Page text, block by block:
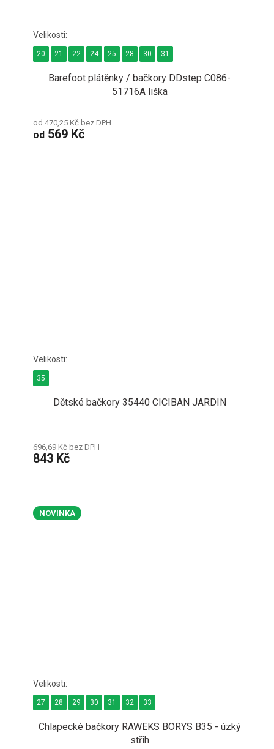
Barefoot plátěnky / bačkory DDstep C086-
51716A liška
od 470,25 Kč bez DPH
od 569 Kč
20 21 22 24 25 28 30 31
Dětské bačkory 35440 CICIBAN JARDIN
696,69 Kč bez DPH
843 Kč
35
NOVINKA
Chlapecké bačkory RAWEKS BORYS B35 - úzký
střih
27 28 29 30 31 32 33